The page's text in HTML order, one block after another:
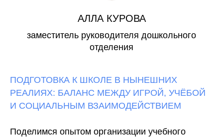
АЛЛА КУРОВА
заместитель руководителя дошкольного
отделения
ПОДГОТОВКА К ШКОЛЕ В НЫНЕШНИХ
РЕАЛИЯХ: БАЛАНС МЕЖДУ ИГРОЙ, УЧЁБОЙ
И СОЦИАЛЬНЫМ ВЗАИМОДЕЙСТВИЕМ
Поделимся опытом организации учебного